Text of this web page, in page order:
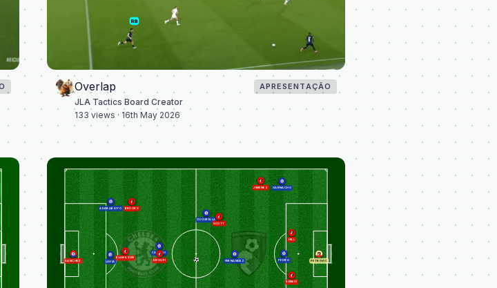
Overlap APRESENTAÇÃO
JLA Tactics Board Creator
133 views · 16th May 2026
SANCHEZ
ADARABIOYO
CUCURELLA
LAVIA
CAICEDO
FERNANDEZ
GARNACHO
PEDRO PETROVIC
JIMENEZ
HILL
SENESI
SCOTT
BROOKS
KROUPI
EVANILSON